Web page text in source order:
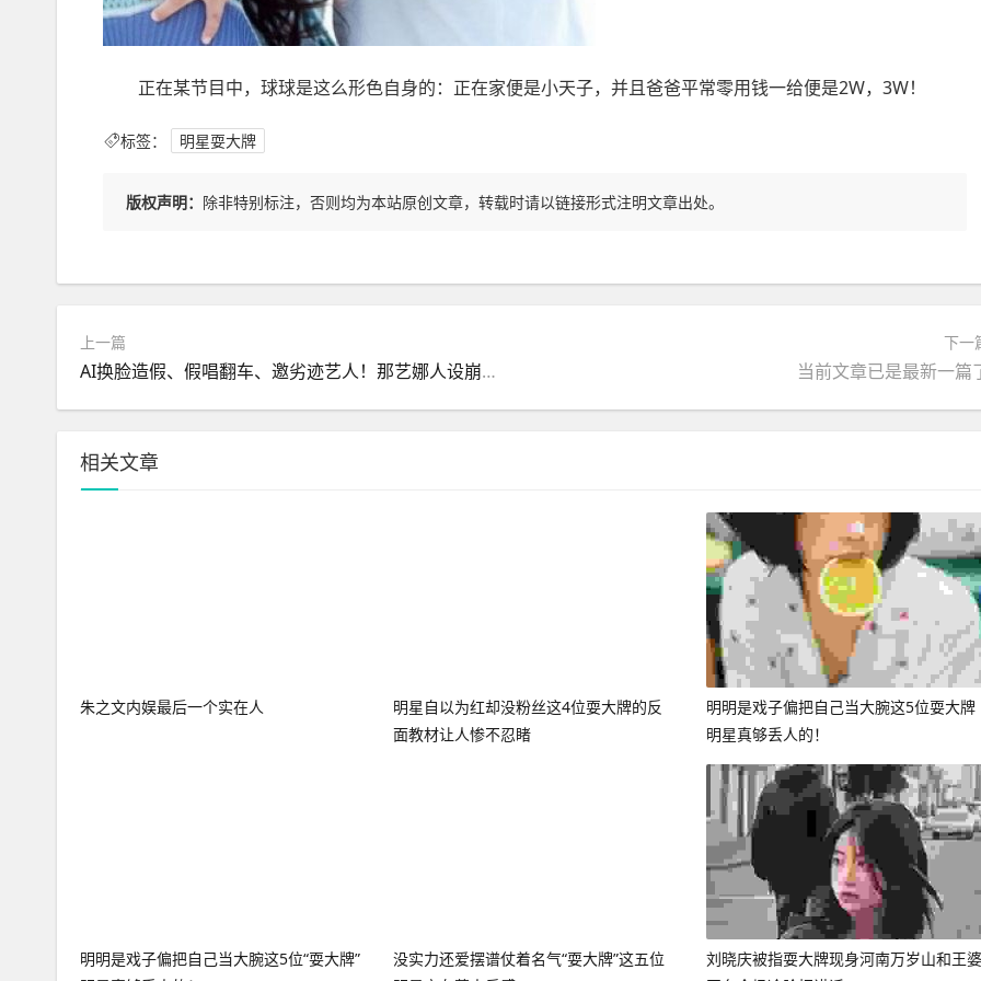
正在某节目中，球球是这么形色自身的：正在家便是小天子，并且爸爸平常零用钱一给便是2W，3W！
标签： 明星耍大牌
版权声明： 除非特别标注，否则均为本站原创文章，转载时请以链接形式注明文章出处。
上一篇
AI换脸造假、假唱翻车、邀劣迹艺人！那艺娜人设崩塌全记录
下一
当前文章已是最新一篇
相关文章
朱之文内娱最后一个实在人
明星自以为红却没粉丝这4位耍大牌的反
面教材让人惨不忍睹
明明是戏子偏把自己当大腕这5位耍大牌
明星真够丢人的！
明明是戏子偏把自己当大腕这5位“耍大牌”
没实力还爱摆谱仗着名气“耍大牌”这五位
刘晓庆被指耍大牌现身河南万岁山和王婆